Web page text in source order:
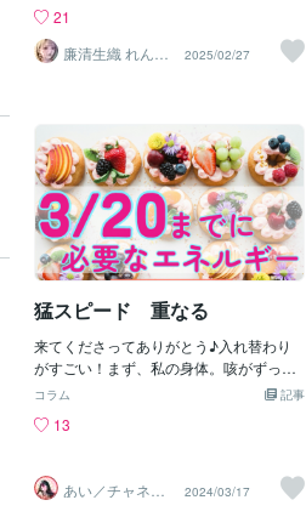
座に天体が集結する特別なときとなるの
ですうお座は12星座を締めくくる特別な
星座でもあり新たなスタートに備えすべ
占星術を学ぶ前はみずがめ座とうお座の
両方を兼ね備えた誕生日だと思って信じ
ていたこともありました。今は学びによ
りみずがめ座とうお座の境界線「カス
プ」と言われる日だったことが分かり生
まれた西暦・月日・時刻によって切り替
わる日であることが分かりましたそんな
私の誕生日は2月19日です春分を目前に
新しい季節の扉を開くうお座の新月過去
ねて過ごしてみませんか？自分の力では
コントロール出来ないからです確実にこ
のタイミングを意識したい人には・・ぜ
ひスマホのリマインダーなどに設定され
と言われる時間帯「ボイドタイム」この
時間帯は月がどの星座の影響も受けない
21
廉清生織 れんせ
い さき
2025/02/27
猛スピード 重なる
来てくださってありがとう♪入れ替わり
がすごい！まず、私の身体。咳がずっと
出てて、あー要らないもの出してるなー
て強制的に寝かされて、左脳休止モー
入りしてた。次に、月のリズムがきてデ
トックス。そんな最中に冷蔵庫が壊れて
記事
コラム
13
あい／チャネリ
ングアート✨夏S
2024/03/17